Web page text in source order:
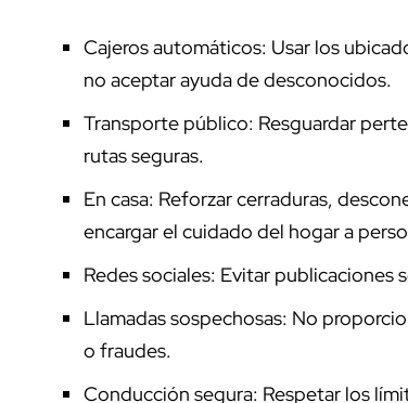
Cajeros automáticos: Usar los
no aceptar ayuda de desconocidos.
Transporte público: Resguardar
rutas seguras.
En casa: Reforzar cerraduras,
encargar el cuidado del hogar a
Redes sociales: Evitar publicaciones
Llamadas sospechosas: No
o fraudes.
Conducción segura: Respetar los